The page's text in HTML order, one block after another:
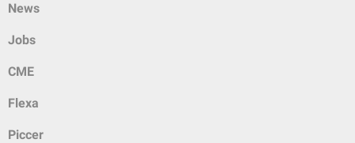
News
Jobs
CME
Flexa
Piccer